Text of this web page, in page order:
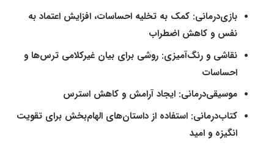
بازی‌درمانی: کمک به تخلیه احساسات، افزایش اعتماد به
نفس و کاهش اضطراب
نقاشی و رنگ‌آمیزی: روشی برای بیان غیرکلامی ترس‌ها و
احساسات
موسیقی‌درمانی: ایجاد آرامش و کاهش استرس
کتاب‌درمانی: استفاده از داستان‌های الهام‌بخش برای تقویت
انگیزه و امید